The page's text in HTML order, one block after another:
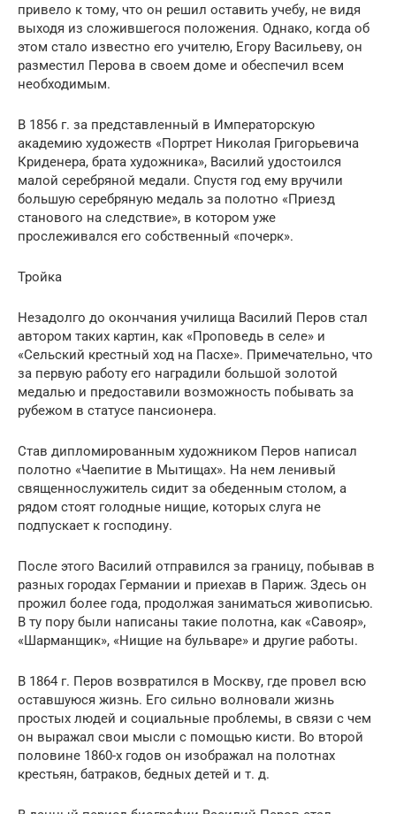
привело к тому, что он решил оставить учебу, не видя
выходя из сложившегося положения. Однако, когда об
этом стало известно его учителю, Егору Васильеву, он
разместил Перова в своем доме и обеспечил всем
необходимым.
В 1856 г. за представленный в Императорскую
академию художеств «Портрет Николая Григорьевича
Криденера, брата художника», Василий удостоился
малой серебряной медали. Спустя год ему вручили
большую серебряную медаль за полотно «Приезд
станового на следствие», в котором уже
прослеживался его собственный «почерк».
Тройка
Незадолго до окончания училища Василий Перов стал
автором таких картин, как «Проповедь в селе» и
«Сельский крестный ход на Пасхе». Примечательно, что
за первую работу его наградили большой золотой
медалью и предоставили возможность побывать за
рубежом в статусе пансионера.
Став дипломированным художником Перов написал
полотно «Чаепитие в Мытищах». На нем ленивый
священнослужитель сидит за обеденным столом, а
рядом стоят голодные нищие, которых слуга не
подпускает к господину.
После этого Василий отправился за границу, побывав в
разных городах Германии и приехав в Париж. Здесь он
прожил более года, продолжая заниматься живописью.
В ту пору были написаны такие полотна, как «Савояр»,
«Шарманщик», «Нищие на бульваре» и другие работы.
В 1864 г. Перов возвратился в Москву, где провел всю
оставшуюся жизнь. Его сильно волновали жизнь
простых людей и социальные проблемы, в связи с чем
он выражал свои мысли с помощью кисти. Во второй
половине 1860-х годов он изображал на полотнах
крестьян, батраков, бедных детей и т. д.